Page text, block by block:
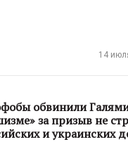
14
обвинили
за призыв не
и украинских